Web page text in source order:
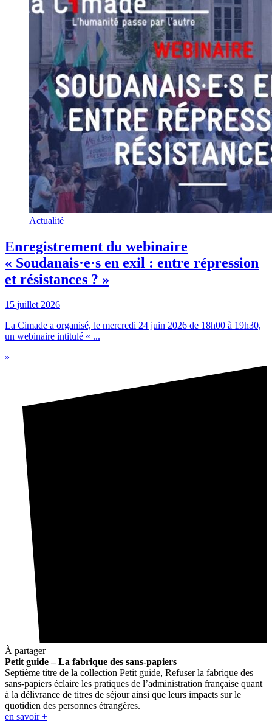
Actualité
Enregistrement du webinaire
« Soudanais·e·s en exil : entre répression
et résistances ? »
15 juillet 2026
La Cimade a organisé, le mercredi 24 juin 2026 de 18h00 à 19h30,
un webinaire intitulé « ...
»
À partager
Petit guide – La fabrique des sans-papiers
Septième titre de la collection Petit guide, Refuser la fabrique des
sans-papiers éclaire les pratiques de l’administration française quant
à la délivrance de titres de séjour ainsi que leurs impacts sur le
quotidien des personnes étrangères.
en savoir +